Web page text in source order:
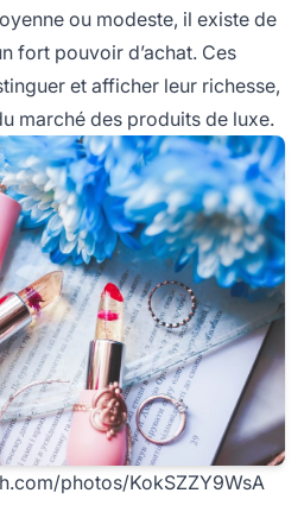
ou modeste, il existe de
fort pouvoir d’achat. Ces
et afficher leur richesse,
marché des produits de luxe.
photos/KokSZZY9WsA